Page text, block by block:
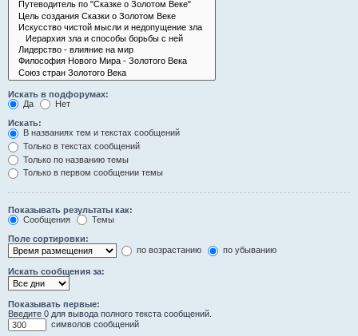
Искать в подфорумах:
Да
Нет
Искать:
В названиях тем и текстах сообщений
Только в текстах сообщений
Только по названию темы
Только в первом сообщении темы
Показывать результаты как:
Сообщения
Темы
Поле сортировки:
по возрастанию
по убыванию
Искать сообщения за:
Показывать первые:
Введите 0 для вывода полного текста сообщений.
символов сообщений